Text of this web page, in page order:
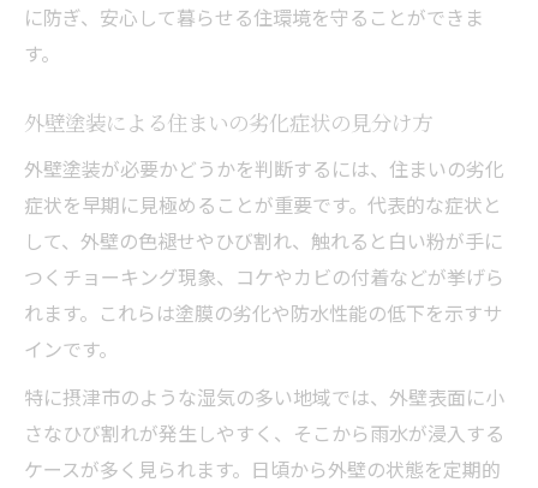
部分補修と外壁塗装でコストを最適化する
外壁塗装業者選びで費用面の注意点
外壁塗装で利用できる助成金の基本知識
摂津市の外壁塗装助成金を上手に活用する
方法
外壁塗装の助成金申請に必要な準備と流れ
外壁塗装助成金の最新情報と注意点
大阪府摂津市の気候に強い外壁塗装とは
摂津市の気候に最適な外壁塗装の選び方
に防ぎ、安心して暮らせる住環境を守ることができま
す。
外壁塗装による住まいの劣化症状の見分け方
外壁塗装が必要かどうかを判断するには、住まいの劣化
症状を早期に見極めることが重要です。代表的な症状と
して、外壁の色褪せやひび割れ、触れると白い粉が手に
つくチョーキング現象、コケやカビの付着などが挙げら
れます。これらは塗膜の劣化や防水性能の低下を示すサ
インです。
特に摂津市のような湿気の多い地域では、外壁表面に小
さなひび割れが発生しやすく、そこから雨水が浸入する
ケースが多く見られます。日頃から外壁の状態を定期的